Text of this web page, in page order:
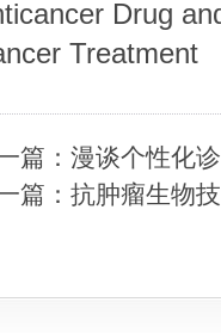
Drug
Treatment
一篇：漫谈个性化
篇：抗肿瘤生物